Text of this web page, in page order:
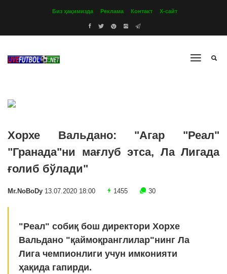
Биз ҳақимизда Реклама Контакт Х-сайт
Хорхе Вальдано: "Агар "Реал"
"Гранада"ни мағлуб этса, Ла Лигада
ғолиб бўлади"
Mr.NoBoDy 13.07.2020 18:00 1455 30
"Реал" собиқ бош директори Хорхе
Вальдано "қаймоқранглилар"нинг Ла
Лига чемпионлиги учун имконияти
ҳақида гапирди.